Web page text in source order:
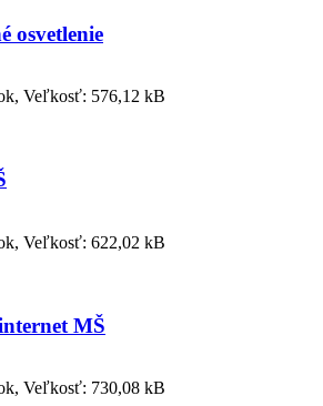
osvetlenie
Veľkosť: 576,12 kB
Veľkosť: 622,02 kB
MŠ
Veľkosť: 730,08 kB